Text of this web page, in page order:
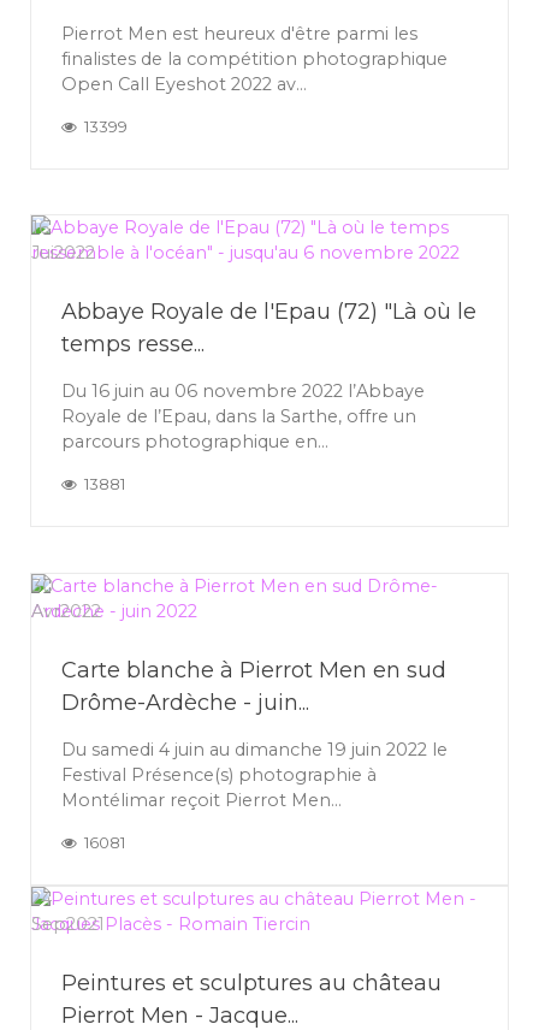
Pierrot Men est heureux d'être parmi les
finalistes de la compétition photographique
Open Call Eyeshot 2022 av...
13399
16
Jui2022
Abbaye Royale de l'Epau (72) "Là où le
temps resse...
Du 16 juin au 06 novembre 2022 l’Abbaye
Royale de l’Epau, dans la Sarthe, offre un
parcours photographique en...
13881
30
Avr2022
Carte blanche à Pierrot Men en sud
Drôme-Ardèche - juin...
Du samedi 4 juin au dimanche 19 juin 2022 le
Festival Présence(s) photographie à
Montélimar reçoit Pierrot Men...
16081
24
Sep2021
Peintures et sculptures au château
Pierrot Men - Jacque...